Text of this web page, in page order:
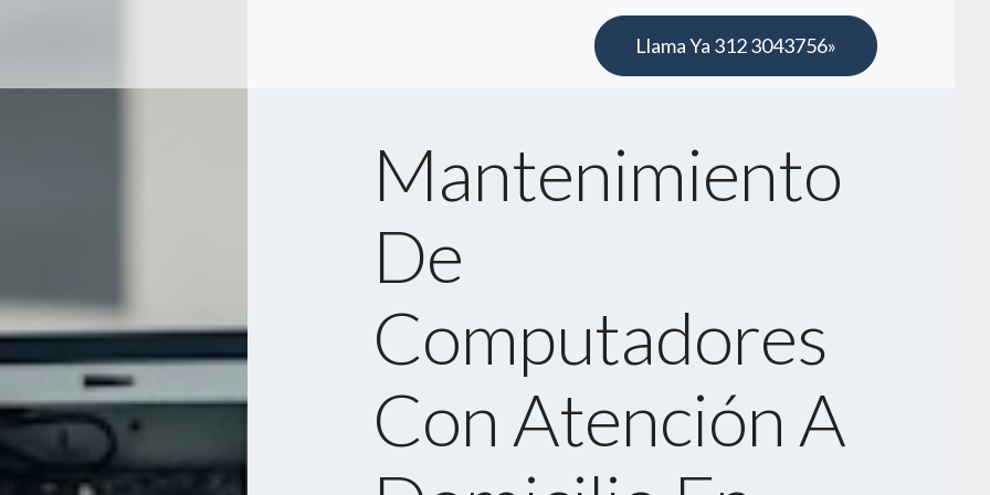
Llama Ya 312 3043756»
Mantenimiento
De
Computadores
Con Atención A